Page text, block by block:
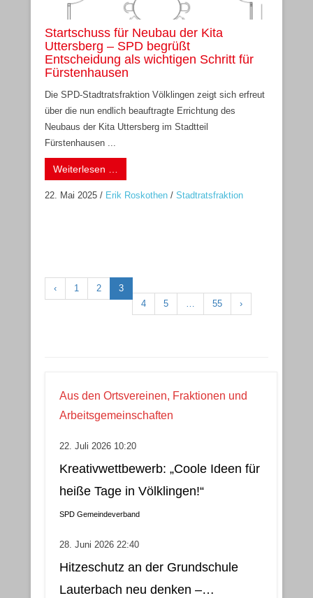
Startschuss für Neubau der Kita
Uttersberg – SPD begrüßt
Entscheidung als wichtigen Schritt für
Fürstenhausen
Die SPD-Stadtratsfraktion Völklingen zeigt sich erfreut
über die nun endlich beauftragte Errichtung des
Neubaus der Kita Uttersberg im Stadtteil
Fürstenhausen ...
Weiterlesen …
22. Mai 2025 / Erik Roskothen / Stadtratsfraktion
‹ 1 2
3
4
5 55 ›
Aus den Ortsvereinen, Fraktionen und
Arbeitsgemeinschaften
22. Juli 2026 10:20
Kreativwettbewerb: „Coole Ideen für
heiße Tage in Völklingen!“
SPD Gemeindeverband
28. Juni 2026 22:40
Hitzeschutz an der Grundschule
Lauterbach neu denken –